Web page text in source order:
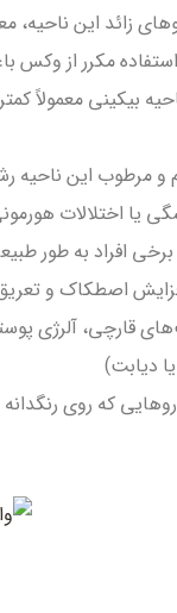
زائد این ناحیه،
مکرر از
بیکینی معمولاً
و مرطوب این ناحیه
یا اختلالات
افراد به طور
اصطکاک و
قارچی، آلرژی
دیابت)
که روی